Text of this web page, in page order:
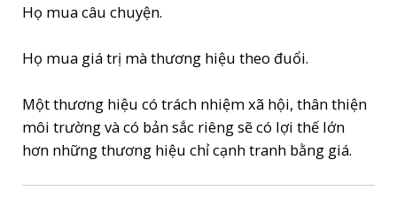
Họ mua câu chuyện.
Họ mua giá trị mà thương hiệu theo đuổi.
Một thương hiệu có trách nhiệm xã hội, thân thiện
môi trường và có bản sắc riêng sẽ có lợi thế lớn
hơn những thương hiệu chỉ cạnh tranh bằng giá.